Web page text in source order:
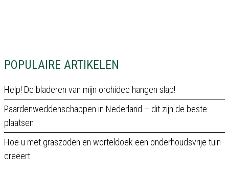
POPULAIRE ARTIKELEN
Help! De bladeren van mijn orchidee hangen slap!
Paardenweddenschappen in Nederland – dit zijn de beste
plaatsen
Hoe u met graszoden en worteldoek een onderhoudsvrije tuin
creëert